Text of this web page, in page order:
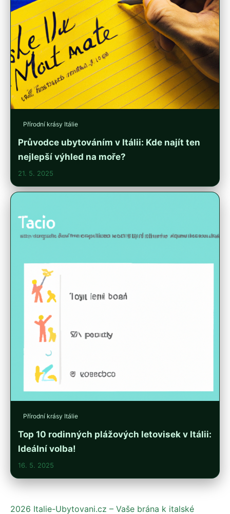
Přírodní krásy Itálie
Průvodce ubytováním v Itálii: Kde najít ten
nejlepší výhled na moře?
21. 5. 2025
Přírodní krásy Itálie
Top 10 rodinných plážových letovisek v Itálii:
Ideální volba!
16. 5. 2025
2026 Italie-Ubytovani.cz – Vaše brána k italské